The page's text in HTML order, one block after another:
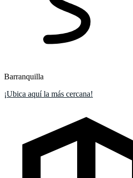
Barranquilla
¡Ubica aquí la más cercana!